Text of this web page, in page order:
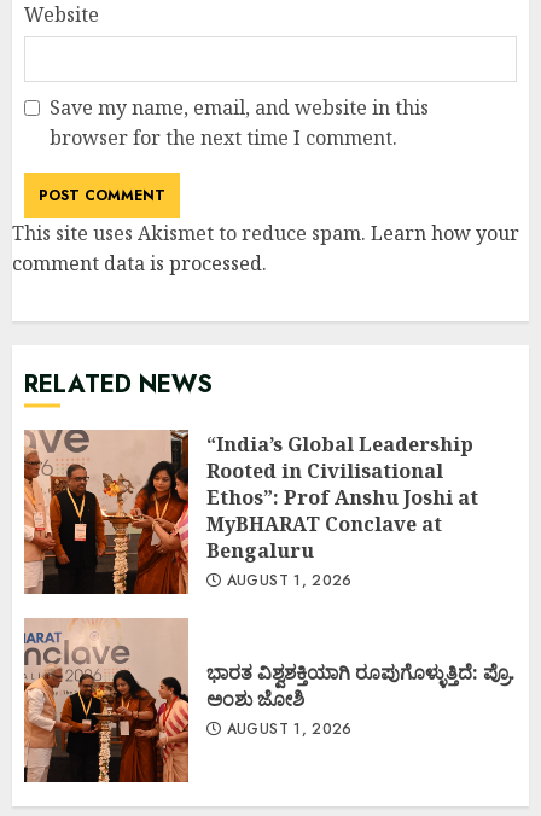
Website
Save my name, email, and website in this
browser for the next time I comment.
This site uses Akismet to reduce spam. Learn how your
comment data is processed.
RELATED NEWS
“India’s Global Leadership
Rooted in Civilisational
Ethos”: Prof Anshu Joshi at
MyBHARAT Conclave at
Bengaluru
AUGUST 1, 2026
ಭಾರತ ವಿಶ್ವಶಕ್ತಿಯಾಗಿ ರೂಪುಗೊಳ್ಳುತ್ತಿದೆ: ಪ್ರೊ.
ಅಂಶು ಜೋಶಿ
AUGUST 1, 2026